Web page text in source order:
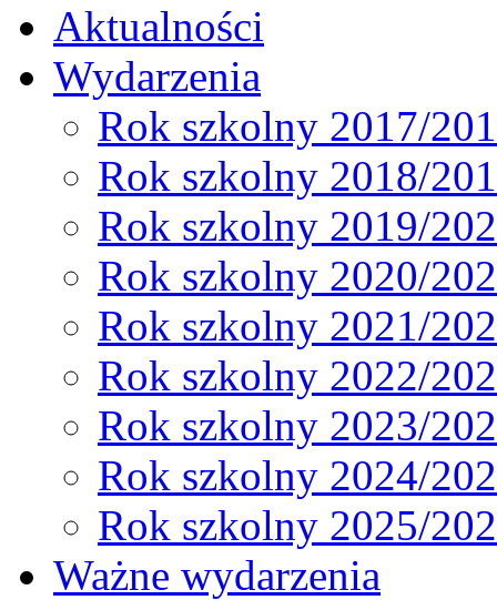
Aktualności
Wydarzenia
Rok szkolny 2017/
Rok szkolny 2018/
Rok szkolny 2019/
Rok szkolny 2020/
Rok szkolny 2021/
Rok szkolny 2022/
Rok szkolny 2023/
Rok szkolny 2024/
Rok szkolny 2025/
Ważne wydarzenia